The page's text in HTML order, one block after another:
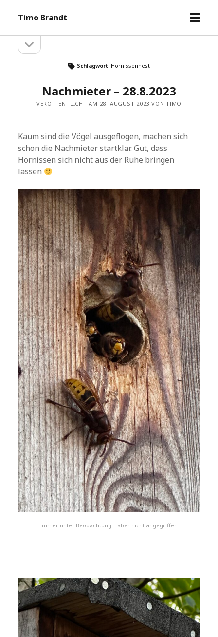
Timo Brandt
Menü
Seitenleiste
öffnen
Schlagwort: Hornissennest
Nachmieter – 28.8.2023
VERÖFFENTLICHT AM 28. AUGUST 2023 VON TIMO
Kaum sind die Vögel ausgeflogen, machen sich
schon die Nachmieter startklar. Gut, dass
Hornissen sich nicht aus der Ruhe bringen
lassen
Immer unter Beobachtung – aber nicht angegriffen